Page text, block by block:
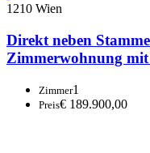
1210 Wien
Direkt neben
Zimmerwohnung
Zimmer1
Preis€ 189.900,00